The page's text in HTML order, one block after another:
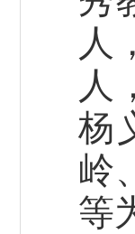
人
人
杨
岭
等